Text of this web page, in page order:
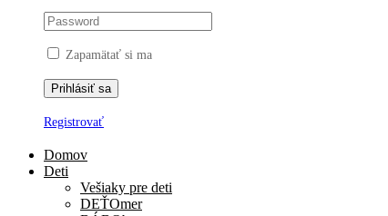
Zapamätať si ma
Registrovať
Domov
Deti
Vešiaky pre deti
DEŤOmer